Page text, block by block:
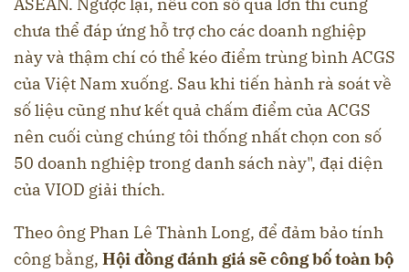
chưa thể đáp ứng hỗ trợ cho các doanh nghiệp
này và thậm chí có thể kéo điểm trùng bình ACGS
của Việt Nam xuống. Sau khi tiến hành rà soát về
số liệu cũng như kết quả chấm điểm của ACGS
nên cuối cùng chúng tôi thống nhất chọn con số
50 doanh nghiệp trong danh sách này", đại diện
của VIOD giải thích.
Theo ông Phan Lê Thành Long, để đảm bảo tính
công bằng, Hội đồng đánh giá sẽ công bố toàn bộ